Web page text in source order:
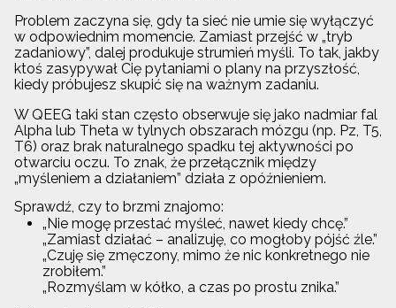
Problem zaczyna się, gdy ta sieć nie umie się wyłączyć
w odpowiednim momencie. Zamiast przejść w „tryb
zadaniowy”, dalej produkuje strumień myśli. To tak, jakby
ktoś zasypywał Cię pytaniami o plany na przyszłość,
kiedy próbujesz skupić się na ważnym zadaniu.
W QEEG taki stan często obserwuje się jako nadmiar fal
Alpha lub Theta w tylnych obszarach mózgu (np. Pz, T5,
T6) oraz brak naturalnego spadku tej aktywności po
otwarciu oczu. To znak, że przełącznik między
„myśleniem a działaniem” działa z opóźnieniem.
Sprawdź, czy to brzmi znajomo:
„Nie mogę przestać myśleć, nawet kiedy chcę.”
„Zamiast działać – analizuję, co mogłoby pójść źle.”
„Czuję się zmęczony, mimo że nic konkretnego nie
zrobiłem.”
„Rozmyślam w kółko, a czas po prostu znika.”